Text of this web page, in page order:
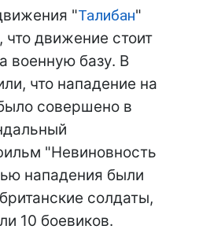
"Талибан"
движение стоит
военную базу. В
что нападение на
совершено в
"Невиновность
нападения были
солдаты,
10 боевиков.